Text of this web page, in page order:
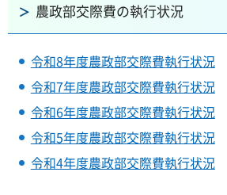
農政部交際費の執行状況
令和8年度農政部交際費執行状況
令和7年度農政部交際費執行状況
令和6年度農政部交際費執行状況
令和5年度農政部交際費執行状況
令和4年度農政部交際費執行状況